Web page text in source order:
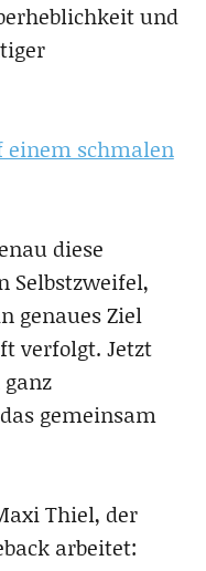
und
schmalen
diese
Selbstzweifel,
genaues Ziel
verfolgt. Jetzt
gemeinsam
Thiel, der
arbeitet: